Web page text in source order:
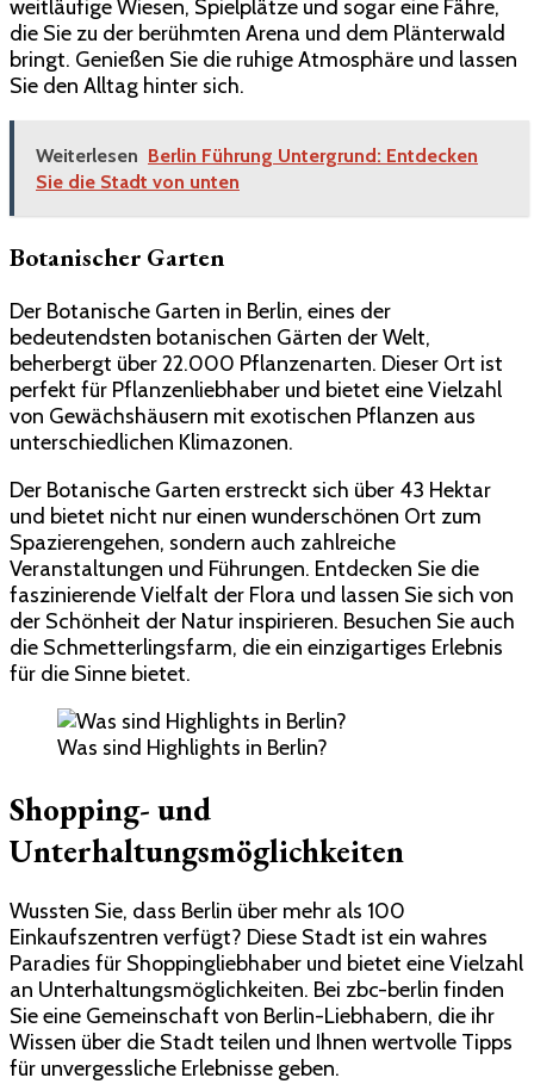
weitläufige Wiesen, Spielplätze und sogar eine Fähre,
die Sie zu der berühmten Arena und dem Plänterwald
bringt. Genießen Sie die ruhige Atmosphäre und lassen
Sie den Alltag hinter sich.
Weiterlesen Berlin Führung Untergrund: Entdecken
Sie die Stadt von unten
Botanischer Garten
Der Botanische Garten in Berlin, eines der
bedeutendsten botanischen Gärten der Welt,
beherbergt über 22.000 Pflanzenarten. Dieser Ort ist
perfekt für Pflanzenliebhaber und bietet eine Vielzahl
von Gewächshäusern mit exotischen Pflanzen aus
unterschiedlichen Klimazonen.
Der Botanische Garten erstreckt sich über 43 Hektar
und bietet nicht nur einen wunderschönen Ort zum
Spazierengehen, sondern auch zahlreiche
Veranstaltungen und Führungen. Entdecken Sie die
faszinierende Vielfalt der Flora und lassen Sie sich von
der Schönheit der Natur inspirieren. Besuchen Sie auch
die Schmetterlingsfarm, die ein einzigartiges Erlebnis
für die Sinne bietet.
Was sind Highlights in Berlin?
Shopping- und
Unterhaltungsmöglichkeiten
Wussten Sie, dass Berlin über mehr als 100
Einkaufszentren verfügt? Diese Stadt ist ein wahres
Paradies für Shoppingliebhaber und bietet eine Vielzahl
an Unterhaltungsmöglichkeiten. Bei zbc-berlin finden
Sie eine Gemeinschaft von Berlin-Liebhabern, die ihr
Wissen über die Stadt teilen und Ihnen wertvolle Tipps
für unvergessliche Erlebnisse geben.